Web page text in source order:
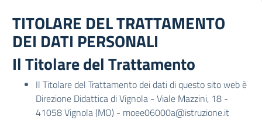
TITOLARE DEL TRATTAMENTO
DEI DATI PERSONALI
Il Titolare del Trattamento
Il Titolare del Trattamento dei dati di questo sito web è
Direzione Didattica di Vignola - Viale Mazzini, 18 -
41058 Vignola (MO) - moee06000a@istruzione.it